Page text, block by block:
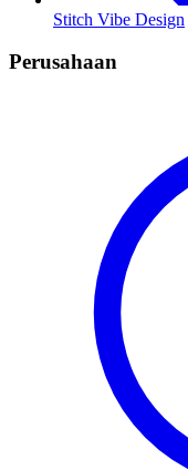
Stitch Vibe Design
Perusahaan